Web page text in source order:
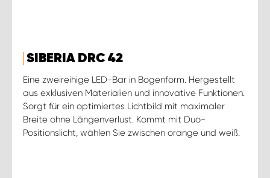
SIBERIA DRC 42
Eine zweireihige LED-Bar in Bogenform. Hergestellt
aus exklusiven Materialien und innovative Funktionen.
Sorgt für ein optimiertes Lichtbild mit maximaler
Breite ohne Längenverlust. Kommt mit Duo-
Positionslicht, wählen Sie zwischen orange und weiß.